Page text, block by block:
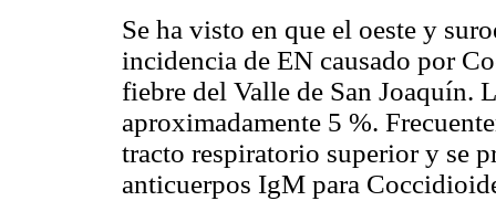
Se ha visto en que el oeste y
incidencia de EN causado por
fiebre del Valle de San Joaquín.
aproximadamente 5 %.
tracto respiratorio superior y se
anticuerpos IgM para